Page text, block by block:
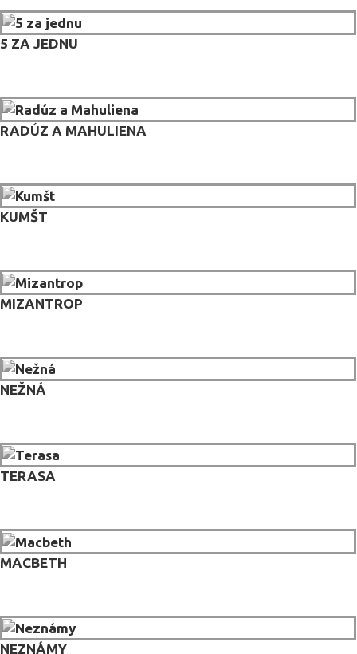
5 ZA JEDNU
RADÚZ A MAHULIENA
KUMŠT
MIZANTROP
NEŽNÁ
TERASA
MACBETH
NEZNÁMY